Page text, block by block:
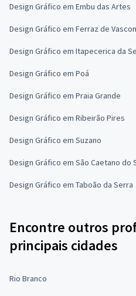
Design Gráfico em Embu das Artes
Design Gráfico em Ferraz de
Design Gráfico em Itapecerica da
Design Gráfico em Poá
Design Gráfico em Praia Grande
Design Gráfico em Ribeirão Pires
Design Gráfico em Suzano
Design Gráfico em São Caetano do
Design Gráfico em Taboão da Serra
Encontre outros
principais cidades
Rio Branco